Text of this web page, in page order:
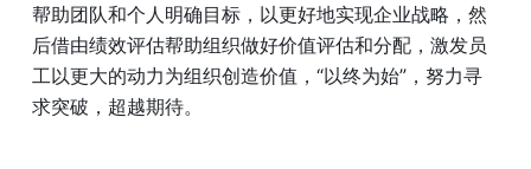
帮助团队和个人明确目标，以更好地实现企业战略，然
后借由绩效评估帮助组织做好价值评估和分配，激发员
工以更大的动力为组织创造价值，“以终为始”，努力寻
求突破，超越期待。